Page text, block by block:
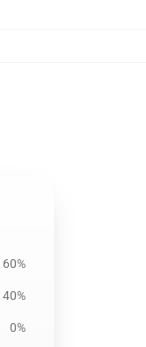
60%
40%
0%